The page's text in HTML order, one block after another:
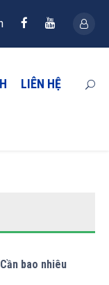
LIÊN HỆ
bao nhiêu